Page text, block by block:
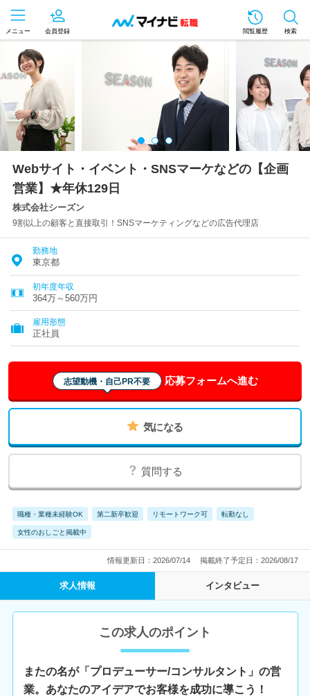
メニュー 会員登録 閲覧履歴 検索
Webサイト・イベント・SNSマーケなどの【企画
営業】★年休129日
株式会社シーズン
9割以上の顧客と直接取引！SNSマーケティングなどの広告代理店
勤務地
東京都
初年度年収
364万～560万円
雇用形態
正社員
志望動機・自己PR不要 応募フォームへ進む
気になる
質問する
職種・業種未経験OK 第二新卒歓迎 リモートワーク可 転勤なし
女性のおしごと掲載中
情報更新日：2026/07/14 掲載終了予定日：2026/08/17
求人情報 インタビュー
この求人のポイント
またの名が「プロデューサー/コンサルタント」の営
業。あなたのアイデアでお客様を成功に導こう！